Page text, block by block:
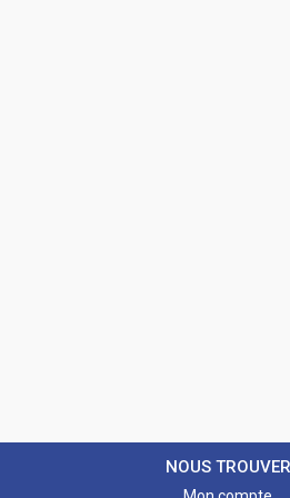
NOUS TROUVER